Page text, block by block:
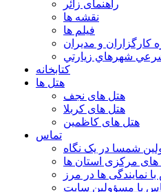
راهنمای زائر
نقشه ها
فیلم ها
كارگزاران و مديران
شهرهاي زيارتي
کتابخانه
هتل ها
هتل های نجف
هتل های کربلا
هتل های کاظمین
تماس
شمسا در یک نگاه
مرکزی استان ها
نمایندگی ها در مرز
با مسؤولین سایت